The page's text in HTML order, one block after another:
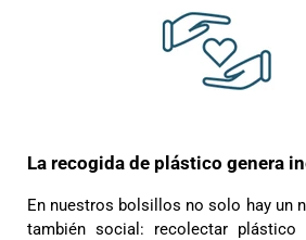
La recogida de plástico genera
En nuestros bolsillos no solo hay un
también social: recolectar plástico